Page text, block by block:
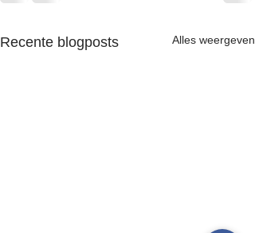
Recente blogposts Alles weergeven